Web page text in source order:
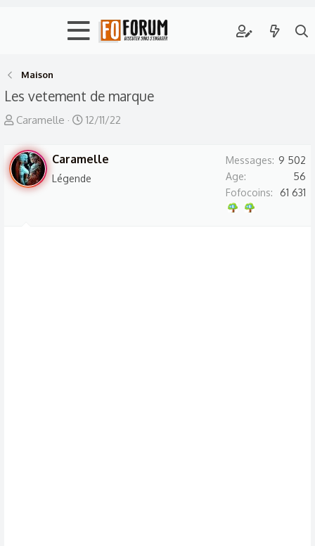
Maison
Les vetement de marque
A
t
e
u
Caramelle
D
t
12/11/22
Caramelle
Légende
Messages 9 502
Age
56
Fofocoins
61 631